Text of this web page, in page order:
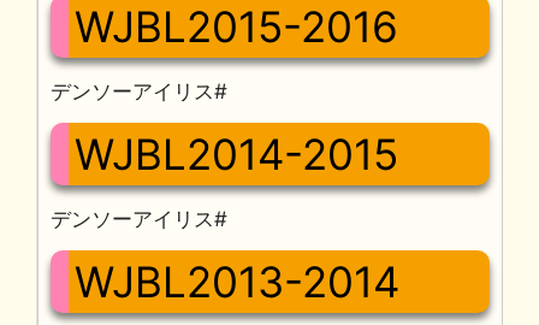
WJBL2015-2016
デンソーアイリス#
WJBL2014-2015
デンソーアイリス#
WJBL2013-2014